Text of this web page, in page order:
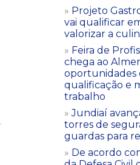
Projeto
vai qualificar
valorizar a
Feira de
chega ao
oportunidades
qualificação e
trabalho
Jundiaí
torres de
guardas para
De acordo